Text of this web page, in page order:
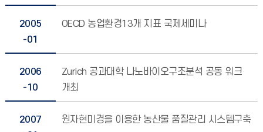
2005
-01
OECD 농업환경13개 지표 국제세미나
2006
-10
Zurich 공과대학 나노바이오구조분석 공동 워크샾
개최
2007
원자현미경을 이용한 농산물 품질관리 시스템구축